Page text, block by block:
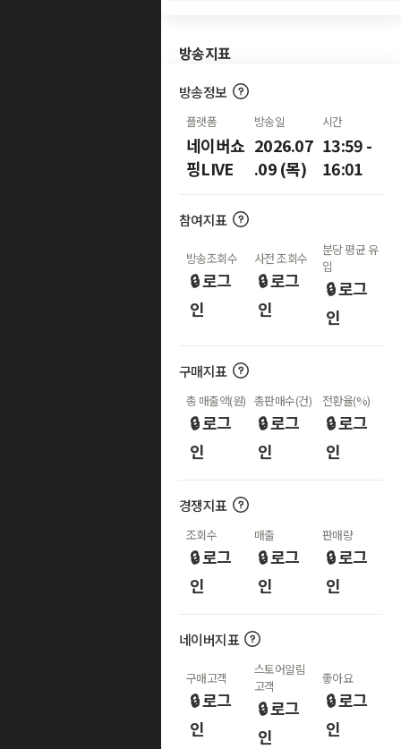
방송지표
방송정보
플랫폼
네이버쇼
핑LIVE
방송일
2026.07
.09 (목)
시간
13:59 -
16:01
참여지표
방송조회수
🔒 로그
인
사전 조회수
🔒 로그
인
분당 평균 유
입
🔒 로그
인
구매지표
총 매출액(원)
🔒 로그
인
총판매수(건)
🔒 로그
인
전환율(%)
🔒 로그
인
경쟁지표
조회수
🔒 로그
인
매출
🔒 로그
인
판매량
🔒 로그
인
네이버지표
구매고객
🔒 로그
인
스토어알림
고객
🔒 로그
인
좋아요
🔒 로그
인